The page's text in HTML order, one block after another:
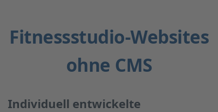
Fitnessstudio-Websites
ohne CMS
Individuell entwickelte